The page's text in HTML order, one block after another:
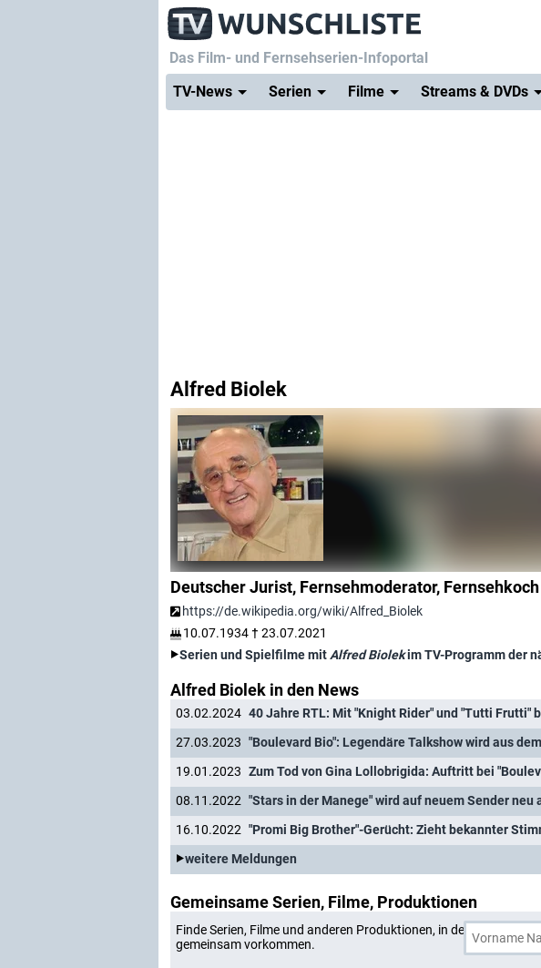
Das Film- und Fernsehserien-Infoportal
TV-News
Serien Filme Streams & DVDs
Alfred Biolek
Deutscher Jurist, Fernsehmoderator,
https://de.wikipedia.org/wiki/Alfred_Biolek
10.07.1934 † 23.07.2021
Serien und Spielfilme mit Alfred Biolekim TV-Programm der
Alfred Biolek in den News
03.02.2024 40 Jahre RTL: Mit "Knight Rider" und "Tutti Frutti"
27.03.2023 "Boulevard Bio": Legendäre Talkshow wird aus
19.01.2023 Zum Tod von Gina Lollobrigida: Auftritt bei
08.11.2022 "Stars in der Manege" wird auf neuem Sender neu
16.10.2022 "Promi Big Brother"-Gerücht: Zieht bekannter
weitere Meldungen
Gemeinsame Serien, Filme, Produktionen
Finde Serien, Filme und anderen Produktionen, in denen Alfred
gemeinsam vorkommen.